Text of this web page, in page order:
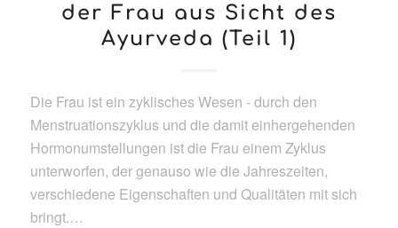
der Frau aus Sicht des
Ayurveda (Teil 1)
Die Frau ist ein zyklisches Wesen - durch den
Menstruationszyklus und die damit einhergehenden
Hormonumstellungen ist die Frau einem Zyklus
unterworfen, der genauso wie die Jahreszeiten,
verschiedene Eigenschaften und Qualitäten mit sich
bringt.…